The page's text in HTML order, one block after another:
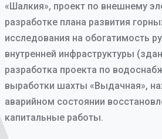
«Шалкия», проект по внешнему
разработке плана развития
исследования на обогатимость
внутренней инфраструктуры
разработка проекта по
выработки шахты «Выдачная»,
аварийном состоянии
капитальные работы.